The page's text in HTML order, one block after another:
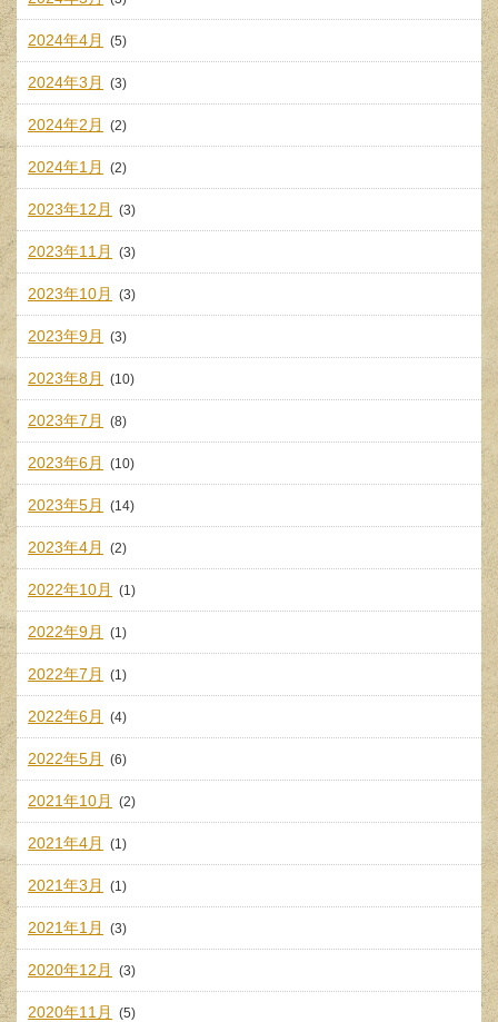
2024年4月 (5)
2024年3月 (3)
2024年2月 (2)
2024年1月 (2)
2023年12月 (3)
2023年11月 (3)
2023年10月 (3)
2023年9月 (3)
2023年8月 (10)
2023年7月 (8)
2023年6月 (10)
2023年5月 (14)
2023年4月 (2)
2022年10月 (1)
2022年9月 (1)
2022年7月 (1)
2022年6月 (4)
2022年5月 (6)
2021年10月 (2)
2021年4月 (1)
2021年3月 (1)
2021年1月 (3)
2020年12月 (3)
2020年11月 (5)